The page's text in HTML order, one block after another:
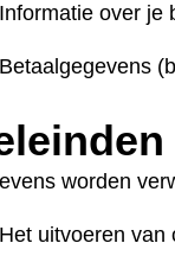
Informatie over je
Betaalgegevens
worden
Het uitvoeren van